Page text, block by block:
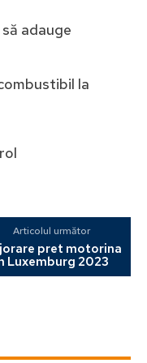
adauge
la
Articolul următor
pret motorina
Luxemburg 2023